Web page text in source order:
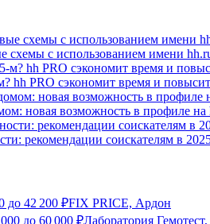
с использованием имени
hh PRO сэкономит время и
новая возможность в профиле на
рекомендации соискателям в
до 42 200 ₽FIX PRICE, Ардон
до 60 000 ₽Лаборатория